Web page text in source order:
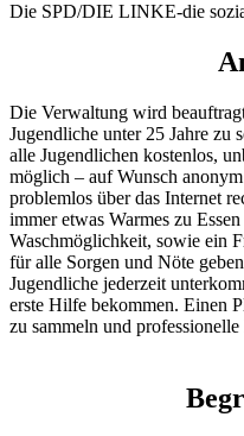
Die SPD/DIE LINKE-die
Die Verwaltung wird
Jugendliche unter 25 Jahre zu
alle Jugendlichen kostenlos,
möglich – auf Wunsch
problemlos über das Internet
immer etwas Warmes zu
Waschmöglichkeit, sowie ein
für alle Sorgen und Nöte
Jugendliche jederzeit
erste Hilfe bekommen. Einen
zu sammeln und